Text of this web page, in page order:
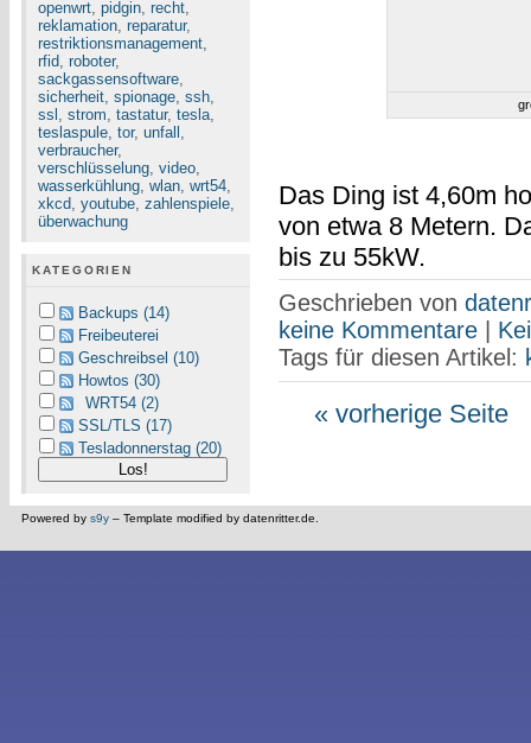
openwrt, pidgin, recht,
reklamation, reparatur,
restriktionsmanagement,
rfid, roboter,
sackgassensoftware,
sicherheit, spionage, ssh,
ssl , strom, tastatur, tesla,
teslaspule, tor, unfall ,
verbraucher,
verschlüsselung, video,
wasserkühlung, wlan, wrt54,
xkcd, youtube, zahlenspiele,
überwachung
KATEGORIEN
Backups (14)
Freibeuterei
Geschreibsel (10)
Howtos (30)
WRT54 (2)
SSL/TLS (17)
Tesladonnerstag (20)
Das Ding ist 4,60m
von etwa 8 Metern.
bis zu 55kW.
Geschrieben von
keine Kommentare|
Tags für diesen Artikel:
« vorherige Seite
Powered by s9y – Template modified by datenritter.de.